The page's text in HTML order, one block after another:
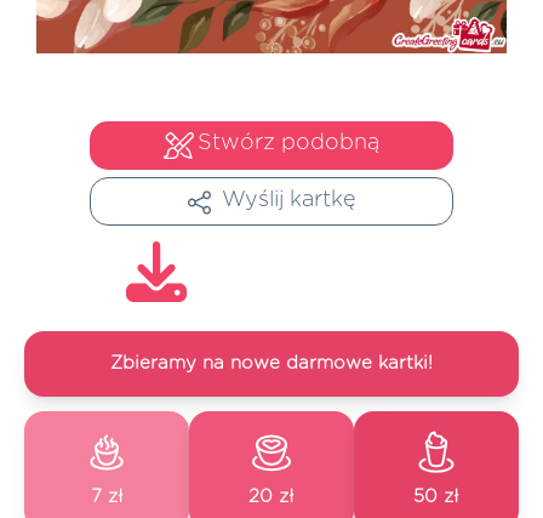
Stwórz podobną
Wyślij kartkę
Zbieramy na nowe darmowe kartki!
7 zł 20 zł 50 zł